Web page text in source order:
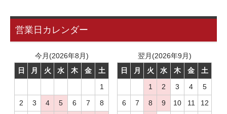
営業日カレンダー
今月(2026年8月)
日
月 火 水 木 金
土
1
2
3 4 5 6 7
8
翌月(2026年9月)
日
月 火 水 木 金
土
1
2 3 4
5
6
7 8 9 10 11
12